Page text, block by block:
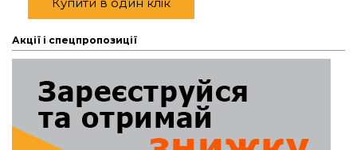
Купити в один клік
Акції і спецпропозиції